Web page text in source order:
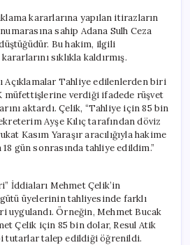
kararlarına yapılan itirazların
sahip Adana Sulh Ceza
Bu hakim, ilgili
sıklıkla kaldırmış.
Açıklamalar Tahliye edilenlerden biri
müfettişlerine verdiği ifadede rüşvet
aktardı. Çelik, “Tahliye için 85 bin
Ayşe Kılıç tarafından döviz
Kasım Yaraşır aracılığıyla hakime
18 gün sonrasında tahliye edildim.”
İddiaları Mehmet Çelik’in
üyelerinin tahliyesinde farklı
Örneğin, Mehmet Bucak
Çelik için 85 bin dolar, Resul Atik
tutarlar talep edildiği öğrenildi.